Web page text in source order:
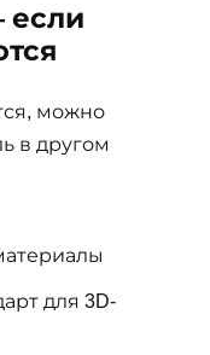
если
можно
в другом
для 3D-